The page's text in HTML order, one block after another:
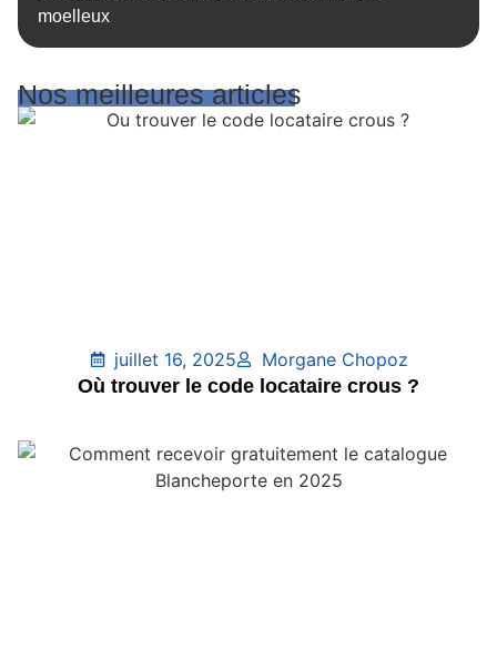
moelleux
Nos meilleures articles
juillet 16, 2025
Morgane Chopoz
Où trouver le code locataire crous ?